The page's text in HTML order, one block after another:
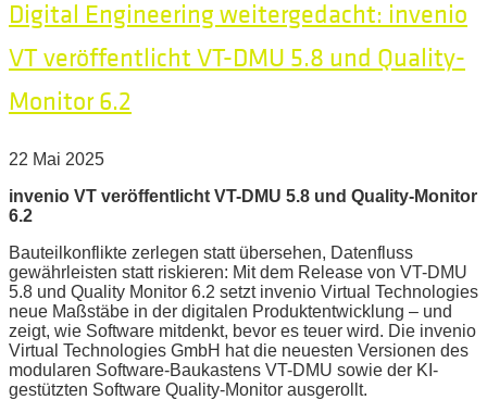
Digital Engineering weitergedacht: invenio
VT veröffentlicht VT-DMU 5.8 und Quality-
Monitor 6.2
22 Mai 2025
invenio VT veröffentlicht VT-DMU 5.8 und Quality-Monitor
6.2
Bauteilkonflikte zerlegen statt übersehen, Datenfluss
gewährleisten statt riskieren: Mit dem Release von VT-DMU
5.8 und Quality Monitor 6.2 setzt invenio Virtual Technologies
neue Maßstäbe in der digitalen Produktentwicklung – und
zeigt, wie Software mitdenkt, bevor es teuer wird. Die invenio
Virtual Technologies GmbH hat die neuesten Versionen des
modularen Software-Baukastens VT-DMU sowie der KI-
gestützten Software Quality-Monitor ausgerollt.